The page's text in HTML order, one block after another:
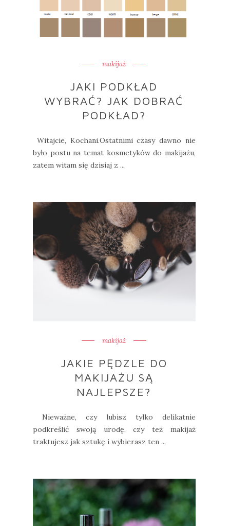
makijaż
JAKI PODKŁAD
WYBRAĆ? JAK DOBRAĆ
PODKŁAD?
Witajcie, Kochani.Ostatnimi czasy dawno nie
było postu na temat kosmetyków do makijażu,
zatem witam się dzisiaj z ...
makijaż
JAKIE PĘDZLE DO
MAKIJAŻU SĄ
NAJLEPSZE?
Nieważne, czy lubisz tylko delikatnie
podkreślić swoją urodę, czy też makijaż
traktujesz jak sztukę i wybierasz ten ...